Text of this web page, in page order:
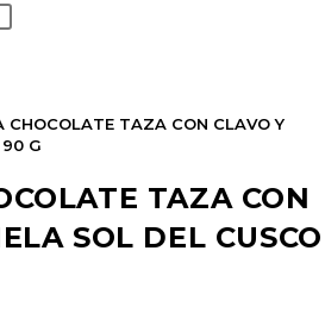
CHOCOLATE TAZA CON CLAVO Y
90 G
TAZA CON
SOL DEL CUSCO